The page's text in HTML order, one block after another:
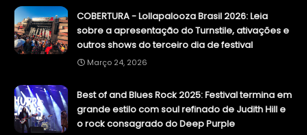
COBERTURA - Lollapalooza Brasil 2026: Leia
sobre a apresentação do Turnstile, ativações e
outros shows do terceiro dia de festival
Março 24, 2026
Best of and Blues Rock 2025: Festival termina em
grande estilo com soul refinado de Judith Hill e
o rock consagrado do Deep Purple